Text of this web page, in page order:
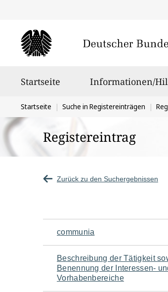
Startseite Informationen/
Sie
befinden
sich
hier:
Startseite Suche in Registereinträgen
Registereintrag
Zurück zu den Suchergebnissen
Navigation
für
den
communia
Beschreibung der Tätigkeit
Benennung der Interessen-
Vorhabenbereiche